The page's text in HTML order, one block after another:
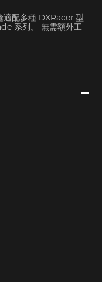
適配多種 DXRacer 型
系列。 無需額外工